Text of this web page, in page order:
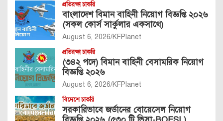
প্রতিরক্ষা চাকরি
বাংলাদেশ বিমান বাহিনী নিয়োগ বিজ্ঞপ্তি ২০২৬
(সকল কোর্স সার্কুলার একসাথে)
August 6, 2026 KFPlanet
প্রতিরক্ষা চাকরি
(৩৪২ পদে) বিমান বাহিনী বেসামরিক নিয়োগ
বিজ্ঞপ্তি ২০২৬
August 6, 2026 KFPlanet
বিদেশে চাকরি
সরকারিভাবে জর্ডানের বোয়েসেল নিয়োগ